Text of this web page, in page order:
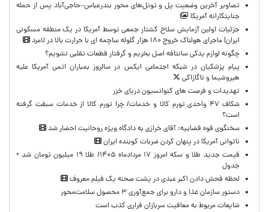
تصاویر آخرین وضعیت پل و تونل‌های محور بندرعباس–حاجی‌آباد پس از حمله
جنایتکارانه آمریکا
جزئیات اولین آزمایش سلاح کشتار جمعی توسط آمریکا در یک منطقه مسکونی
ایران| ماجرای هولناک خروج ۱۸۰ هزار گلوله ساچمه ای با حرارت بالا در لامرد
چگونه لوازم یدکی سانتافه اصل بخریم و گرفتار قطعات تقلبی نشویم؟
پیام پزشکیان در شبکه اجتماعی ایکس در سالروز بمباران اتمی آمریکا علیه
هیروشیما و ناگازاکی
تهدیدات و فرصت های کنوانسیون دریای خزر
شکاف ۴۷ واحدی تورم کالا و خدمات/ چرا تورم کالا از خدمات سبقت گرفته
است؟
سخنگوی قوه قضاییه: آقای خرازی به دادگاه ویژه روحانیت احضار شد
ناتوانی آمریکا در پنهان کردن ضربات کوبنده ایران
قیمت جدید طلا و سکه امروز ۱۷ مردادماه ۱۴۰۵/ طلا ۱۹ میلیون تومان شد +
جدول
لحظه‌ فحش دادن اکبر عبدی در پشت صحنه یک فیلم معروف
دستور سازمان غذا و دارو برای جمع‌آوری ۳ محصول سلامت‌محور
شایعات مربوط به معافیت سربازان فراری کذب است